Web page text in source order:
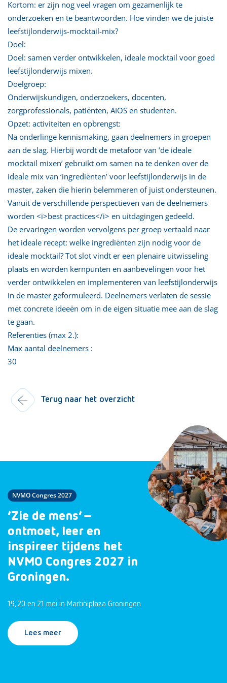
Kortom: er zijn nog veel vragen om gezamenlijk te
onderzoeken en te beantwoorden. Hoe vinden we de juiste
leefstijlonderwijs-mocktail-mix?
Doel:
Doel: samen verder ontwikkelen, ideale mocktail voor goed
leefstijlonderwijs mixen.
Doelgroep:
Onderwijskundigen, onderzoekers, docenten,
zorgprofessionals, patiënten, AIOS en studenten.
Opzet: activiteiten en opbrengst:
Na onderlinge kennismaking, gaan deelnemers in groepen
aan de slag. Hierbij wordt de metafoor van ‘de ideale
mocktail mixen’ gebruikt om samen na te denken over de
ideale mix van ‘ingrediënten’ voor leefstijlonderwijs in de
master, zaken die hierin belemmeren of juist ondersteunen.
Vanuit de verschillende perspectieven van de deelnemers
worden <i>best practices</i> en uitdagingen gedeeld.
De ervaringen worden vervolgens per groep vertaald naar
het ideale recept: welke ingrediënten zijn nodig voor de
ideale mocktail? Tot slot vindt er een plenaire uitwisseling
plaats en worden kernpunten en aanbevelingen voor het
verder ontwikkelen en implementeren van leefstijlonderwijs
in de master geformuleerd. Deelnemers verlaten de sessie
met concrete ideeën om in de eigen situatie mee aan de slag
te gaan.
Referenties (max 2.):
Max aantal deelnemers :
30
Terug naar het overzicht
NVMO Congres 2027
‘Zie de mens’ –
ontmoet, leer en
inspireer tijdens het
NVMO Congres 2027 in
Groningen.
19, 20 en 21 mei in Martiniplaza Groningen
Lees meer